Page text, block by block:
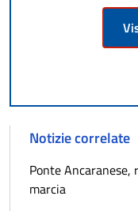
Notizie correlate
Ponte
marcia